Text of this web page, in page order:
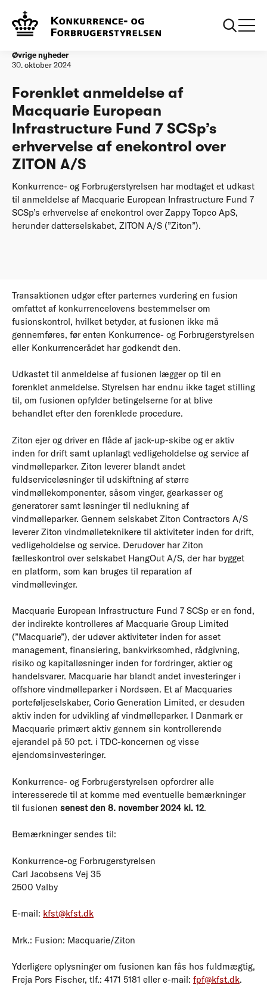
Forside
Fund 7 SCSp’s erhvervelse af enekontrol over ZITON A/S
Øvrige nyheder
30. oktober 2024
Forenklet anmeldelse af
Macquarie European
Infrastructure Fund 7 SCSp’s
erhvervelse af enekontrol over
ZITON A/S
Konkurrence- og Forbrugerstyrelsen har modtaget et udkast
til anmeldelse af Macquarie European Infrastructure Fund 7
SCSp’s erhvervelse af enekontrol over Zappy Topco ApS,
herunder datterselskabet, ZITON A/S (”Ziton”).
Transaktionen udgør efter parternes vurdering en fusion
omfattet af konkurrencelovens bestemmelser om
fusionskontrol, hvilket betyder, at fusionen ikke må
gennemføres, før enten Konkurrence- og Forbrugerstyrelsen
eller Konkurrencerådet har godkendt den.
Udkastet til anmeldelse af fusionen lægger op til en
forenklet anmeldelse. Styrelsen har endnu ikke taget stilling
til, om fusionen opfylder betingelserne for at blive
behandlet efter den forenklede procedure.
Ziton ejer og driver en flåde af jack-up-skibe og er aktiv
inden for drift samt uplanlagt vedligeholdelse og service af
vindmølleparker. Ziton leverer blandt andet
fuldserviceløsninger til udskiftning af større
vindmøllekomponenter, såsom vinger, gearkasser og
generatorer samt løsninger til nedlukning af
vindmølleparker. Gennem selskabet Ziton Contractors A/S
leverer Ziton vindmølleteknikere til aktiviteter inden for drift,
vedligeholdelse og service. Derudover har Ziton
fælleskontrol over selskabet HangOut A/S, der har bygget
en platform, som kan bruges til reparation af
vindmøllevinger.
Macquarie European Infrastructure Fund 7 SCSp er en fond,
der indirekte kontrolleres af Macquarie Group Limited
(”Macquarie”), der udøver aktiviteter inden for asset
management, finansiering, bankvirksomhed, rådgivning,
risiko og kapitalløsninger inden for fordringer, aktier og
handelsvarer. Macquarie har blandt andet investeringer i
offshore vindmølleparker i Nordsøen. Et af Macquaries
porteføljeselskaber, Corio Generation Limited, er desuden
aktiv inden for udvikling af vindmølleparker. I Danmark er
Macquarie primært aktiv gennem sin kontrollerende
ejerandel på 50 pct. i TDC-koncernen og visse
ejendomsinvesteringer.
Konkurrence- og Forbrugerstyrelsen opfordrer alle
interesserede til at komme med eventuelle bemærkninger
til fusionen senest den 8. november 2024 kl. 12.
Bemærkninger sendes til:
Konkurrence-og Forbrugerstyrelsen
Carl Jacobsens Vej 35
2500 Valby
E-mail: kfst@kfst.dk
Mrk.: Fusion: Macquarie/Ziton
Yderligere oplysninger om fusionen kan fås hos fuldmægtig,
Freja Pors Fischer, tlf.: 4171 5181 eller e-mail: fpf@kfst.dk.